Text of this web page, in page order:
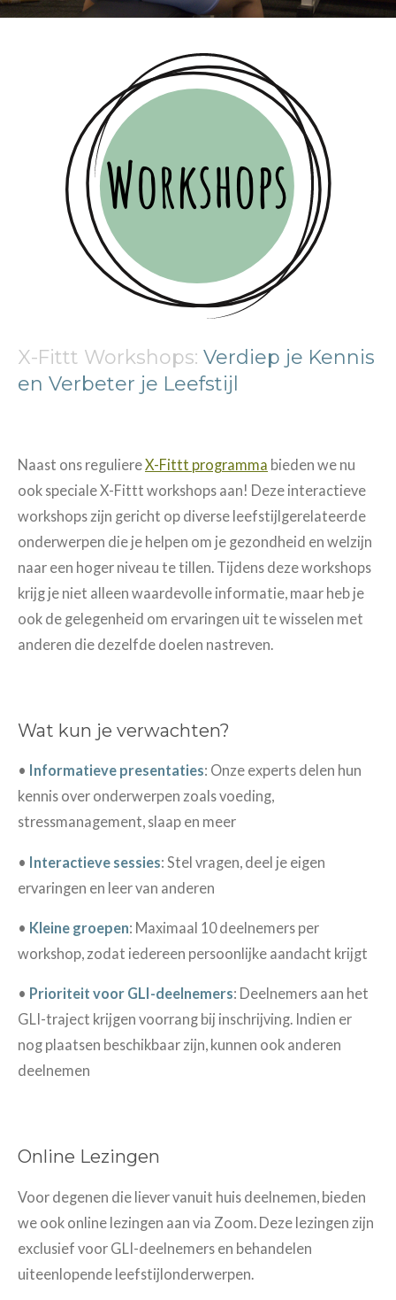
X-Fittt Workshops: Verdiep je Kennis
en Verbeter je Leefstijl
Naast ons reguliereX-Fittt programma bieden we nu
ook speciale X-Fittt workshops aan! Deze interactieve
workshops zijn gericht op diverse leefstijlgerelateerde
onderwerpen die je helpen om je gezondheid en welzijn
naar een hoger niveau te tillen. Tijdens deze workshops
krijg je niet alleen waardevolle informatie, maar heb je
ook de gelegenheid om ervaringen uit te wisselen met
anderen die dezelfde doelen nastreven.
Wat kun je verwachten?
• Informatieve presentaties: Onze experts delen hun
kennis over onderwerpen zoals voeding,
stressmanagement, slaap en meer
• Interactieve sessies: Stel vragen, deel je eigen
ervaringen en leer van anderen
• Kleine groepen: Maximaal 10 deelnemers per
workshop, zodat iedereen persoonlijke aandacht krijgt
• Prioriteit voor GLI-deelnemers: Deelnemers aan het
GLI-traject krijgen voorrang bij inschrijving. Indien er
nog plaatsen beschikbaar zijn, kunnen ook anderen
deelnemen
Online Lezingen
Voor degenen die liever vanuit huis deelnemen, bieden
we ook online lezingen aan via Zoom. Deze lezingen zijn
exclusief voor GLI-deelnemers en behandelen
uiteenlopende leefstijlonderwerpen.